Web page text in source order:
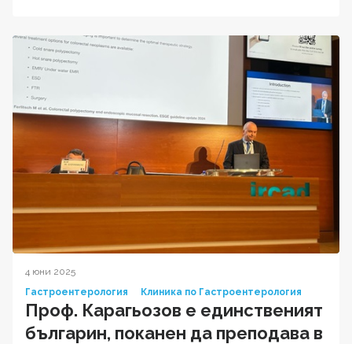
4 юни 2025
Гастроентерология
Клиника по Гастроентерология
Проф. Карагьозов е единственият
българин, поканен да преподава в